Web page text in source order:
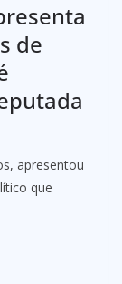
de
apresentou
que